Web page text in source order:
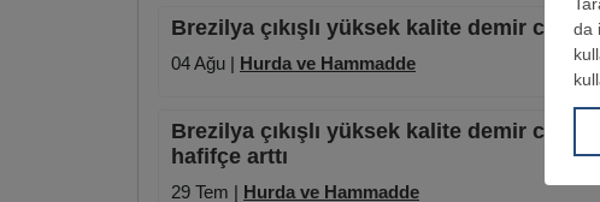
Brezilya çıkışlı yüksek kalite demir
04 Ağu | Hurda ve Hammadde
Brezilya çıkışlı yüksek kalite demir
hafifçe arttı
29 Tem | Hurda ve Hammadde